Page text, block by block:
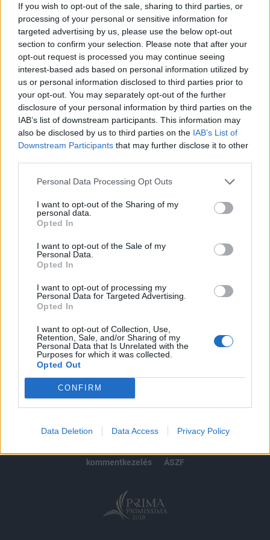
If you wish to opt-out of the sale, sharing to third parties, or
processing of your personal or sensitive information for
targeted advertising by us, please use the below opt-out
section to confirm your selection. Please note that after your
opt-out request is processed you may continue seeing
interest-based ads based on personal information utilized by
us or personal information disclosed to third parties prior to
your opt-out. You may separately opt-out of the further
disclosure of your personal information by third parties on the
IAB’s list of downstream participants. This information may
also be disclosed by us to third parties on the IAB’s List of
Downstream Participants that may further disclose it to other
Personal Data Processing Opt Outs
I want to opt-out of the Sharing of my
personal data.
Opted In
I want to opt-out of the Sale of my
Personal Data.
Opted In
I want to opt-out of processing my
Personal Data for Targeted Advertising.
Opted In
I want to opt-out of Collection, Use,
Retention, Sale, and/or Sharing of my
Personal Data that Is Unrelated with the
Purposes for which it was collected.
Opted Out
CONFIRM
Data Deletion Data Access Privacy Policy
változhatnak meg a körülmények és a célok. Merre tart a
magyar kormány és mivel néz szembe a nemzetközi
környezetben? Ez lesz a Portfolio idei kiemelt
gazdaságpolitikai konferenciájának legfontosabb
témája.Információ és jelentkezésGulyás Gergely
Miniszterelnökséget vezető...
KEDVES OLVASÓNK!
A keresett cikk a portfolio.hu hírarchívumához
tartozik, melynek olvasása előfizetéses
Portfolio.hu teljes cikkarchívum
Kötéslisták: BÉT elmúlt 2 év napon belüli
MÁR ELŐFIZETŐNK VAGY?
kommentkezelés
ÁSZF